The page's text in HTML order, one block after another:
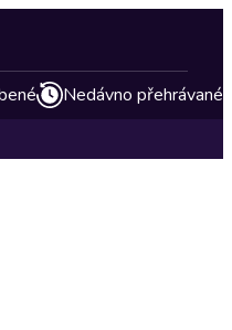
Nedávno přehrávané